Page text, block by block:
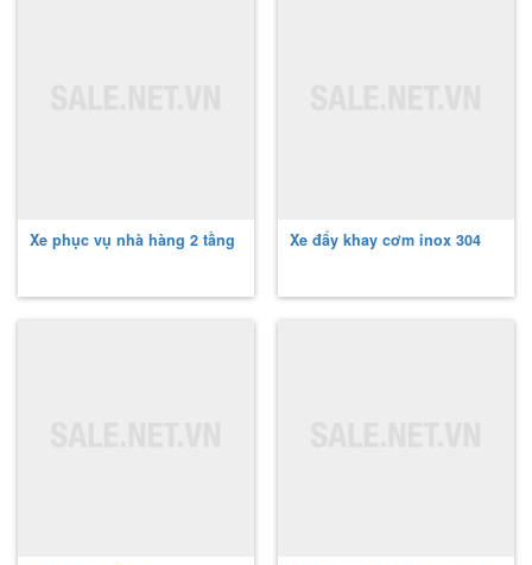
Xe phục vụ nhà hàng 2 tầng Xe đẩy khay cơm inox 304